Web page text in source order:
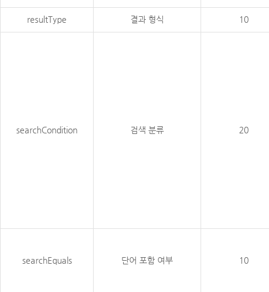
resultType 결과 형식 10
searchCondition 검색 분류 20
searchEquals 단어 포함 여부 10